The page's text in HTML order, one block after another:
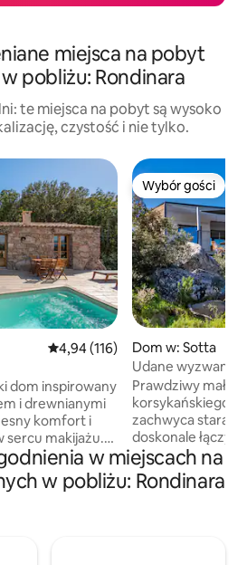
miejsca na pobyt
pobliżu: Rondinara
te miejsca na pobyt są wysoko
czystość i nie tylko.
Średnia ocena: 4,94 na 5, liczba
4,94 (116)
dom inspirowany
i drewnianymi
komfort i
sercu makijażu.
się z salonu z
i kominka
To przynosi
Wybór gości
Wybór gości
Dom w: Sotta
Udane wyzwanie
nowoczesnej willi
Prawdziwy mały
korsykańskiego
zachwyca
doskonale łączy
nowoczesnością.
tu dobrze. Wśród granitowych skał i
szlachetnych
w miejscach na
w pobliżu: Rondinara